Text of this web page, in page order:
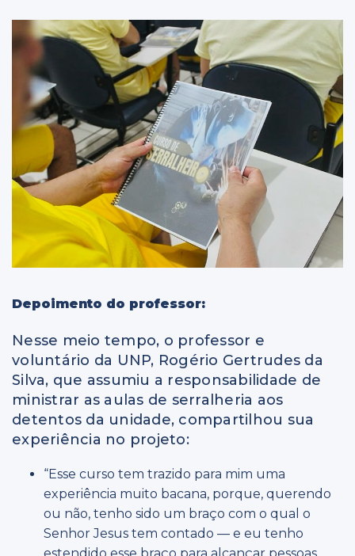
Depoimento do professor:
Nesse meio tempo, o professor e
voluntário da UNP, Rogério Gertrudes da
Silva, que assumiu a responsabilidade de
ministrar as aulas de serralheria aos
detentos da unidade, compartilhou sua
experiência no projeto:
“Esse curso tem trazido para mim uma
experiência muito bacana, porque, querendo
ou não, tenho sido um braço com o qual o
Senhor Jesus tem contado — e eu tenho